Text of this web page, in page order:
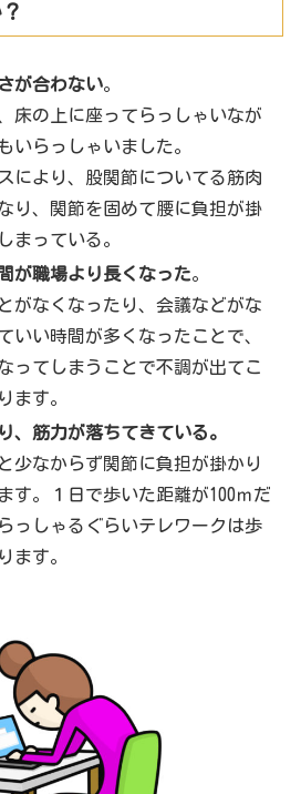
が合わない。
床の上に座ってらっしゃいなが
いらっしゃいました。
により、股関節についてる筋肉
り、関節を固めて腰に負担が掛
まっている。
が職場より長くなった。
がなくなったり、会議などがな
いい時間が多くなったことで、
ってしまうことで不調が出てこ
ます。
、筋力が落ちてきている。
少なからず関節に負担が掛かり
す。１日で歩いた距離が100ｍだ
っしゃるぐらいテレワークは歩
ます。